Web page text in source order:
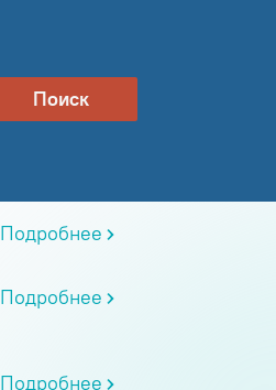
Поиск
Подробнее
Подробнее
Подробнее